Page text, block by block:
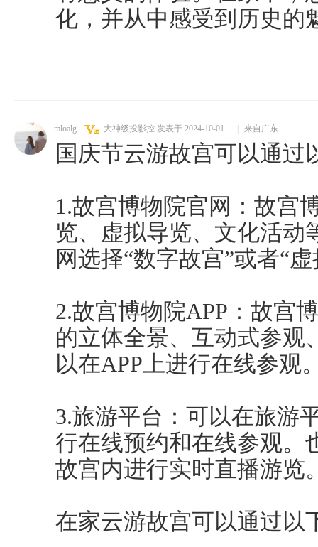
化，并从中感受到历史的
mloalg 大神级投影控 发表于 2024-10-01 来自广东
国庆节云游故宫可以通过
1.故宫博物院官网：故宫
览、虚拟导览、文化活动
网选择“数字故宫”或者“
2.故宫博物院APP：故宫
的立体全景、互动式参观
以在APP上进行在线参观
3.旅游平台：可以在旅游
行在线预约和在线参观。
故宫内进行实时直播游览
在家云游故宫可以通过以